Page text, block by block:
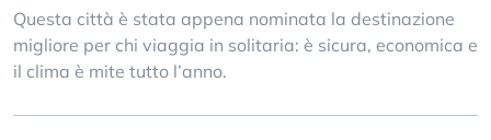
Questa città è stata appena nominata la destinazione
migliore per chi viaggia in solitaria: è sicura, economica e
il clima è mite tutto l’anno.